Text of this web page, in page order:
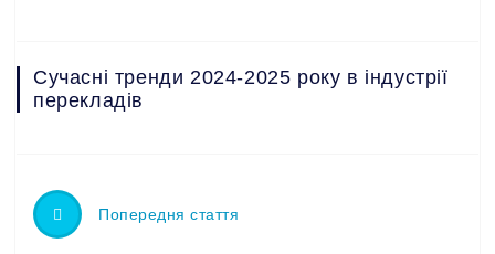
Сучасні тренди 2024-2025 року в індустрії
перекладів
Попередня стаття